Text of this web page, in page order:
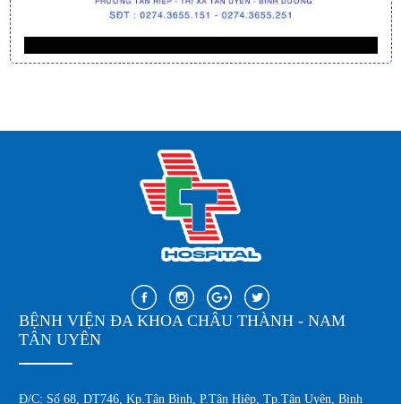
BỆNH VIỆN ĐA KHOA CHÂU THÀNH - NAM
TÂN UYÊN
Đ/C: Số 68, DT746, Kp.Tân Bình, P.Tân Hiệp, Tp.Tân Uyên, Bình